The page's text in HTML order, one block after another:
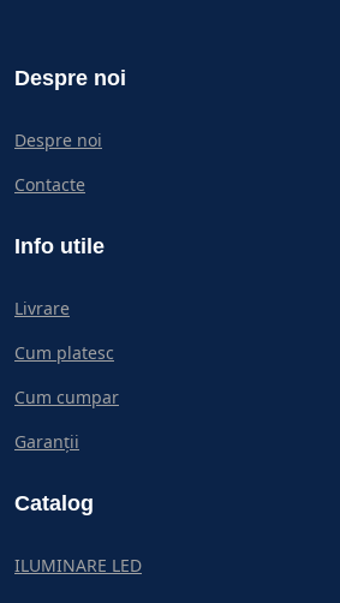
Despre noi
Despre noi
Contacte
Info utile
Livrare
Cum platesc
Cum cumpar
Garanții
Catalog
ILUMINARE LED